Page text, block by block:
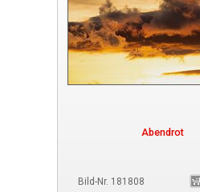
Abendrot
Bild-Nr. 181808